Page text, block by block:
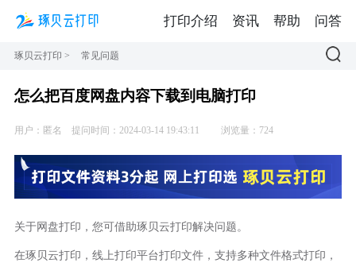
琢贝云打印 > 常见问题
怎么把百度网盘内容下载到电脑打印
用户：匿名 提问时间：2024-03-14 19:43:11 浏览量：724
关于网盘打印，您可借助琢贝云打印解决问题。
在琢贝云打印，线上打印平台打印文件，支持多种文件格式打印，
打印介绍 资讯 帮助 问答